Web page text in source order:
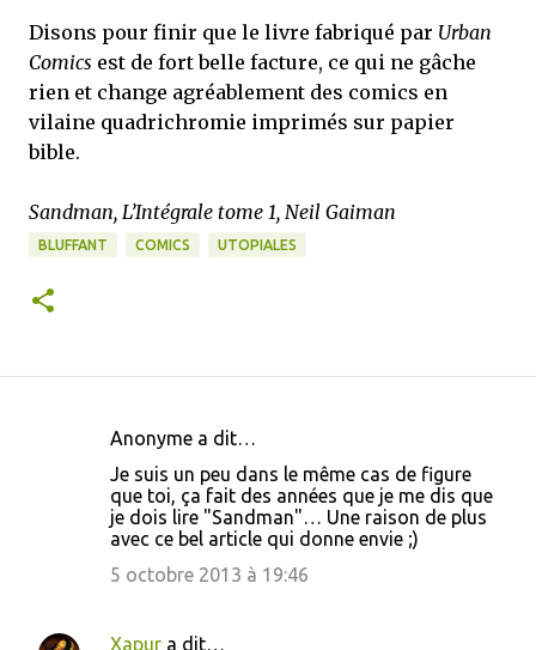
Disons pour finir que le livre fabriqué par Urban
Comics est de fort belle facture, ce qui ne gâche
rien et change agréablement des comics en
vilaine quadrichromie imprimés sur papier
bible.
Sandman, L’Intégrale tome 1, Neil Gaiman
BLUFFANT COMICS UTOPIALES
Anonyme a dit…
Je suis un peu dans le même cas de figure
que toi, ça fait des années que je me dis que
je dois lire "Sandman"… Une raison de plus
avec ce bel article qui donne envie ;)
5 octobre 2013 à 19:46
Xapur a dit…